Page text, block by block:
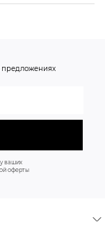
94-98
ваших
оферты